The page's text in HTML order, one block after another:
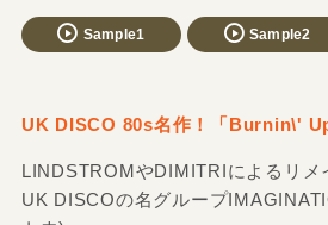
Sample1 Sample2
UK DISCO 80s名作！「Burnin\'
LINDSTROMやDIMITRIによるリメ
UK DISCOの名グループ